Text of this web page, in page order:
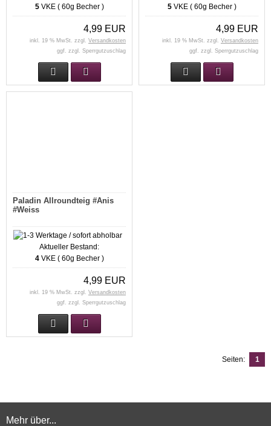
5VKE ( 60g Becher )
4,99 EUR
inkl. 19 % MwSt. zzgl. Versandkosten
ggf. zzgl. Sperrgutzuschlag
5VKE ( 60g Becher )
4,99 EUR
inkl. 19 % MwSt. zzgl. Versandkosten
ggf. zzgl. Sperrgutzuschlag
Paladin Allroundteig #Anis
#Weiss
Aktueller Bestand:
4VKE ( 60g Becher )
4,99 EUR
inkl. 19 % MwSt. zzgl. Versandkosten
ggf. zzgl. Sperrgutzuschlag
Seiten: 1
Mehr über...